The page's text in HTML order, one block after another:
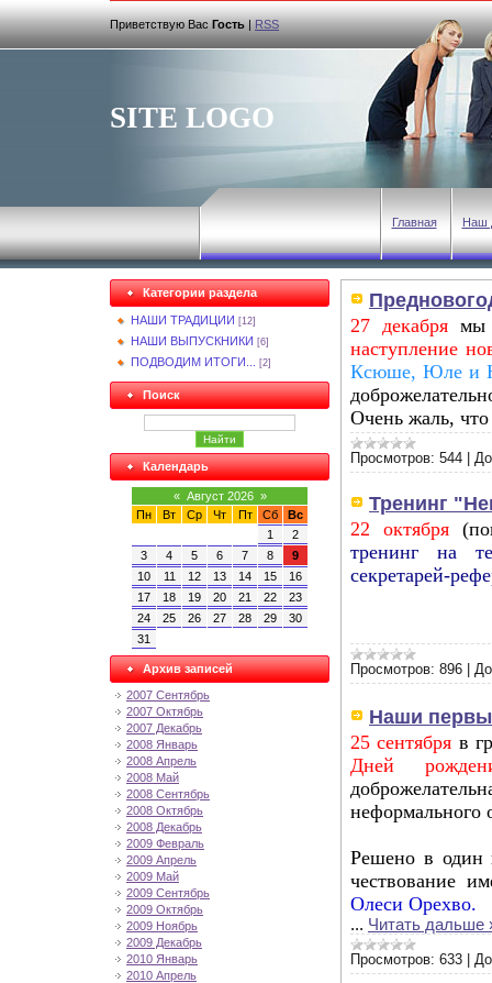
Приветствую Вас Гость|RSS
SITE LOGO
Главная Наш
Категории раздела
НАШИ ТРАДИЦИИ [12]
НАШИ ВЫПУСКНИКИ [6]
ПОДВОДИМ ИТОГИ... [2]
Поиск
Календарь
« Август 2026 »
Пн
Вт Ср Чт Пт Сб
Вс
1
2
3
4 5 6 7 8
9
10
11 12 13 14 15
16
17
18 19 20 21 22
23
24
25 26 27 28 29
30
31
Архив записей
2007 Сентябрь
2007 Октябрь
2007 Декабрь
2008 Январь
2008 Апрель
2008 Май
2008 Сентябрь
2008 Октябрь
2008 Декабрь
2009 Февраль
2009 Апрель
2009 Май
2009 Сентябрь
2009 Октябрь
2009 Ноябрь
2009 Декабрь
2010 Январь
2010 Апрель
27 декабря мы
наступление
Ксюше, Юле и
Очень жаль, что
Просмотров: 544
Тренинг
22 октября
тренинг на
секретарей-
Просмотров: 896
Наши
25 сентября в
Дней
неформального
Решено в один
чествование
Олеси Орехво.
... Читать дальше
Просмотров: 633